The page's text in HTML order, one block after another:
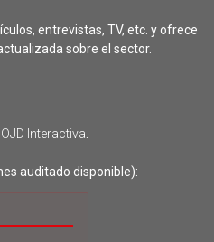
entrevistas, TV, etc. y ofrece
sobre el sector.
OJD Interactiva
auditado disponible):